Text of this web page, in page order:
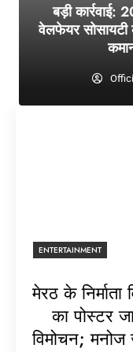
बड़ी
वेलफेयर सोसायटी
ENTERTAINMENT
मेरठ के निर्माता
का पोस्टर
विमोचन; मनोज